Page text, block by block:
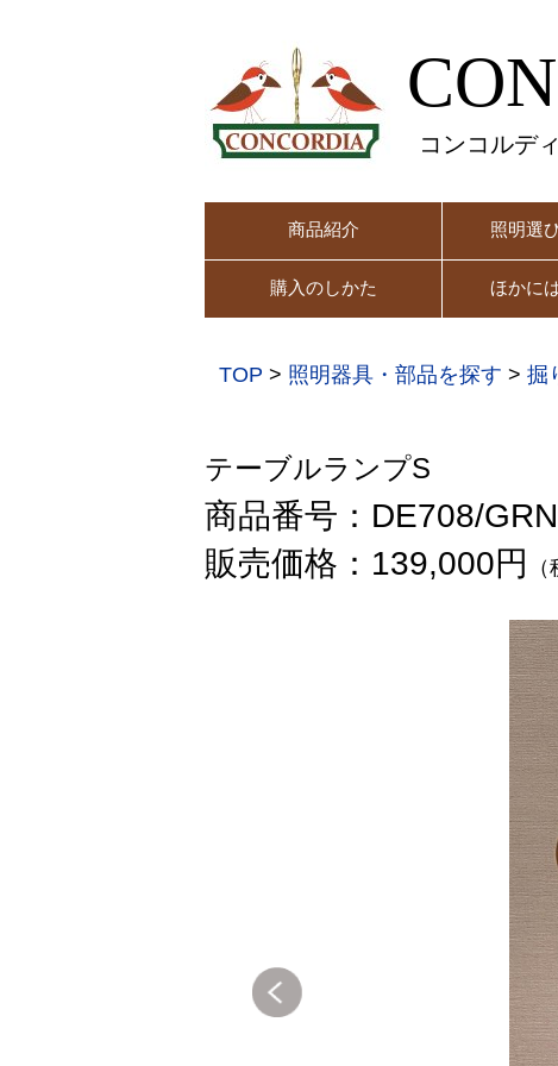
コンコルデ
商品紹介 照明選
購入のしかた ほかに
TOP > 照明器具・部品を探す > 掘
テーブルランプS
商品番号：DE708/GRN
販売価格：139,000円